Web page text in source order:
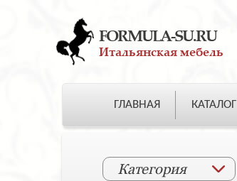
FORMULA-SU.RU
Итальянская мебель
ГЛАВНАЯ КАТАЛОГ
Категория